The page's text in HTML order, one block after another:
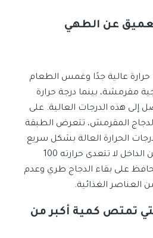
عن الطهي
حرارة عالية جدًا وغمس الطعام
مقرمشة، بينما درجة حرارة
إلى هذه الدرجات العالية. على
المقرمش، تتعرض الطبقة
الحرارة العالة بشكل سريع
ومفاجئ، بينما الدجاج من الداخل لا تتعدى حرارته 100
يحافظ على بقاء الدجاج طري وعدم
العناصر الغذائية.
تمتص كمية أكبر من